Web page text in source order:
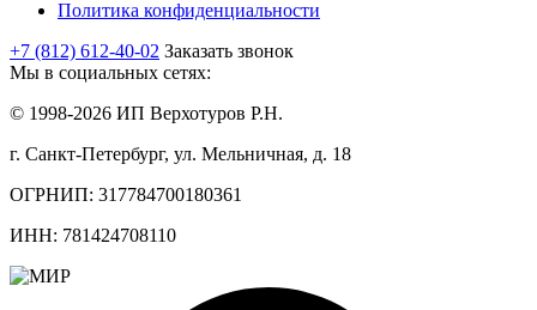
Политика конфиденциальности
+7 (812) 612-40-02 Заказать звонок
Мы в социальных сетях:
© 1998-2026 ИП Верхотуров Р.Н.
г. Санкт-Петербург, ул. Мельничная, д. 18
ОГРНИП: 317784700180361
ИНН: 781424708110